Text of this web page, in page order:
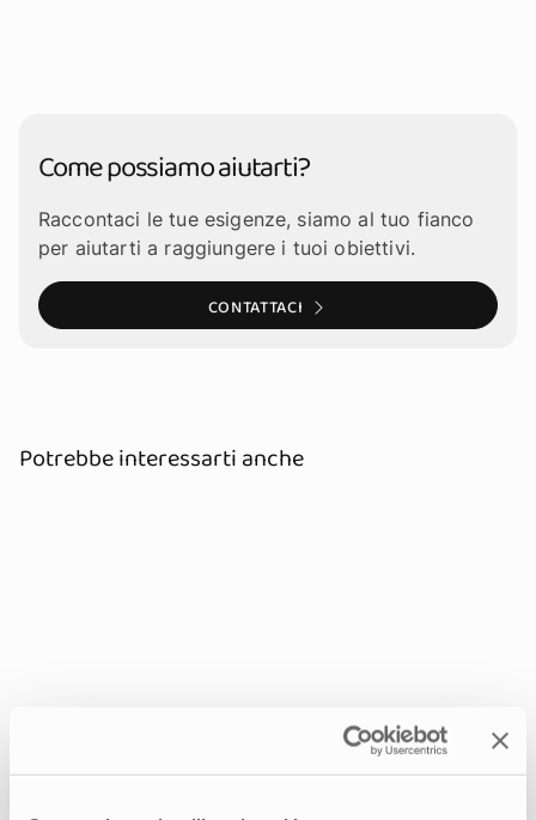
Come possiamo aiutarti?
Raccontaci le tue esigenze, siamo al tuo fianco
per aiutarti a raggiungere i tuoi obiettivi.
CONTATTACI
Potrebbe interessarti anche